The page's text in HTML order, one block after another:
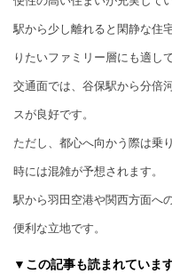
駅から少し離れると閑静な住
りたいファミリー層にも適し
交通面では、谷保駅から分倍
スが良好です。
ただし、都心へ向かう際は乗
時には混雑が予想されます。
駅から羽田空港や関西方面へ
便利な立地です。
▼この記事も読まれていま